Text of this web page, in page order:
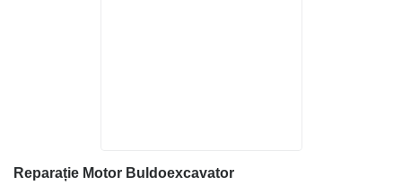
Reparație Motor Buldoexcavator